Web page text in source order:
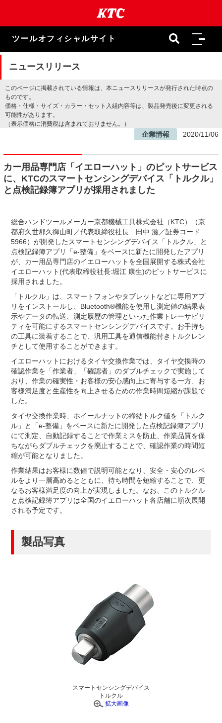
ま
キ
ツールオフィシャルサイト
ニュースリリース
このページに掲載されている情報は、本ニュースリリースが発行された時点の
ものです。
価格・仕様・サイズ・カラー・セット入組内容等は、製品発売後に変更される
可能性があります。
（表示価格に消費税は含まれておりません。）
企業情報 2020/11/06
カー用品専門店「イエローハット」のピットサービス
に、KTCのスマートセンシングデバイス「トルクル」
と点検記録簿アプリが採用されました
総合ハンドツールメーカー京都機械工具株式会社（KTC）（京
都府久世郡久御山町／代表取締役社長 田中 滋／証券コード
5966）が開発したスマートセンシングデバイス「トルクル」と
点検記録簿アプリ「e-整備」をベースに新たに開発したアプリ
が、カー用品専門店のイエローハットを全国展開する株式会社
イエローハット(代表取締役社長:堀江 康生)のピットサービスに
採用されました。
「トルクル」は、スマートフォンやタブレットなどに専用アプ
リをインストールし、Bluetooth®機能を使用し測定値の結果表
示やデータの転送、測定履歴の管理といった作業トレーサビリ
ティを可能にするスマートセンシングデバイスです。お手持ち
の工具に装着することで、汎用工具を通信機能付きトルクレン
チとして使用することができます。
イエローハットにおけるタイヤ交換作業では、タイヤ交換時の
確認作業を「作業者」「確認者」のダブルチェックで実施して
おり、作業の確実性・お客様の安心感向上に寄与する一方、お
客様満足度と生産性を向上させるための作業時間短縮が課題で
した。
タイヤ交換作業時、ホイールナットの締結トルク値を「トルク
ル」と「e-整備」をベースに新たに開発した点検記録簿アプリ
にて測定、自動記録することで作業ミスを防止、作業品質を保
ちながらダブルチェックを廃止することで、確認作業の時間短
縮が可能となりました。
作業結果はお客様に数値で説明可能となり、安全・安心のレベ
ルをより一層高めるとともに、待ち時間を短縮することで、更
なるお客様満足度の向上が実現しました。なお、このトルクル
と点検記録簿アプリは全国のイエローハット各店舗に順次展開
される予定です。
製品写真
スマートセンシングデバイス
トルクル
拡大画像